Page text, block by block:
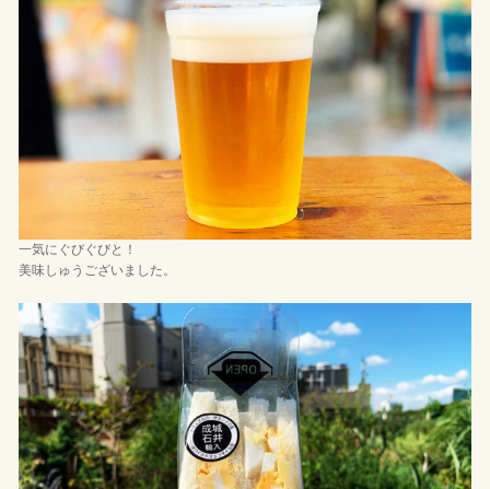
一気にぐびぐびと！
美味しゅうございました。